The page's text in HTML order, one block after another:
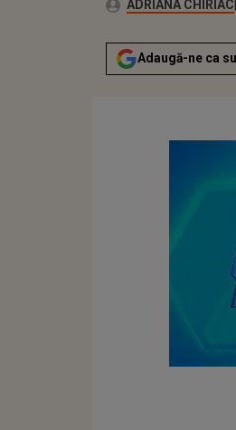
Autor:ADRIANA CHIRIAC
Adaugă-ne ca